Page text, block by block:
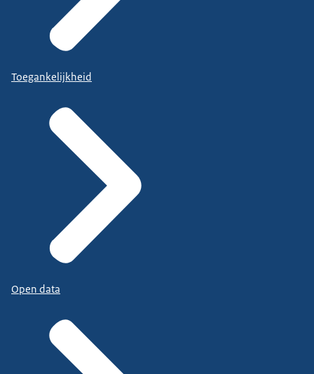
Toegankelijkheid
Open data